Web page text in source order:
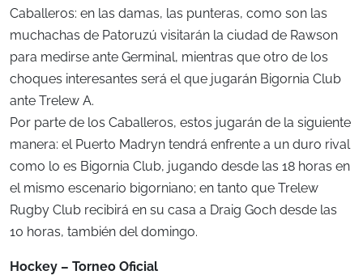
Caballeros: en las damas, las punteras, como son las
muchachas de Patoruzú visitarán la ciudad de Rawson
para medirse ante Germinal, mientras que otro de los
choques interesantes será el que jugarán Bigornia Club
ante Trelew A.
Por parte de los Caballeros, estos jugarán de la siguiente
manera: el Puerto Madryn tendrá enfrente a un duro rival
como lo es Bigornia Club, jugando desde las 18 horas en
el mismo escenario bigorniano; en tanto que Trelew
Rugby Club recibirá en su casa a Draig Goch desde las
10 horas, también del domingo.
Hockey – Torneo Oficial